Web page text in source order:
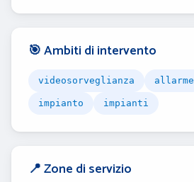
🎯 Ambiti di intervento
videosorveglianza allarme
impianto impianti
📍 Zone di servizio